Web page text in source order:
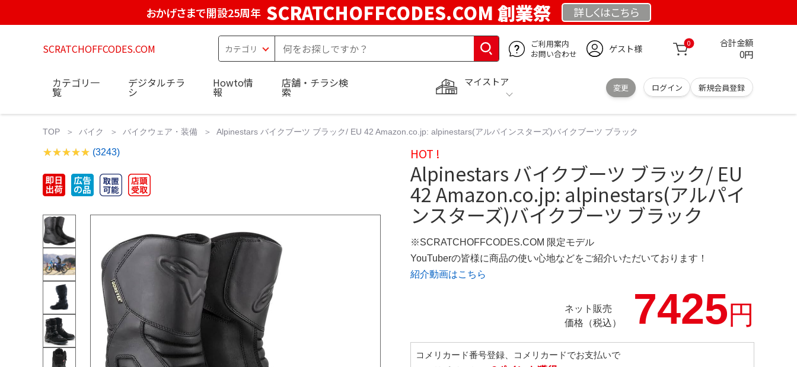
おかげさまで開設25周年 SCRATCHOFFCODES.COM 創業祭 詳しくはこちら
SCRATCHOFFCODES.COM
ご利用案内
お問い合わせ
ゲスト様 0 合計金額
0円
マイストア
変更 ログイン 新規会員登録
カテゴリ一
覧
デジタルチラ
シ
Howto情
報
店舗・チラシ検
索
TOP バイク バイクウェア・装備 Alpinestars バイクブーツ ブラック/ EU 42 Amazon.co.jp: alpinestars(アルパインスターズ)バイクブーツ ブラック
(3243) HOT !
Alpinestars バイクブーツ ブラック/ EU
42 Amazon.co.jp: alpinestars(アルパイ
ンスターズ)バイクブーツ ブラック
※SCRATCHOFFCODES.COM 限定モデル
YouTuberの皆様に商品の使い心地などをご紹介いただいております！
紹介動画はこちら
ネット販売
価格（税込）
7425円
コメリカード番号登録、コメリカードでお支払いで